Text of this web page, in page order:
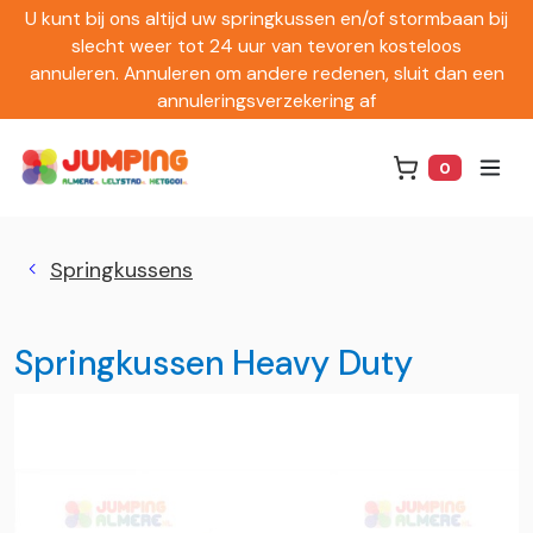
U kunt bij ons altijd uw springkussen en/of stormbaan bij
slecht weer tot 24 uur van tevoren kosteloos
annuleren. Annuleren om andere redenen, sluit dan een
annuleringsverzekering af
0
Springkussens
Springkussen Heavy Duty